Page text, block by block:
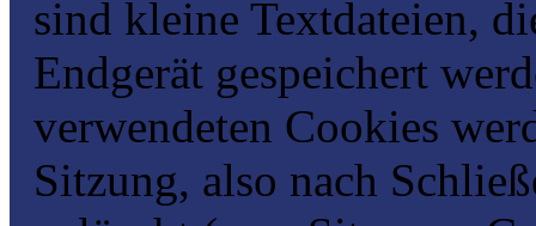
sind kleine Textdateien,
Endgerät gespeichert
verwendeten Cookies
Sitzung, also nach